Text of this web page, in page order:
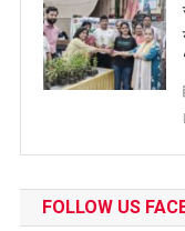
FOLLOW US